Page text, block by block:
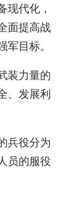
现代化，
面提高战
目标。
装力量的
、发展利
兵役分为
员的服役